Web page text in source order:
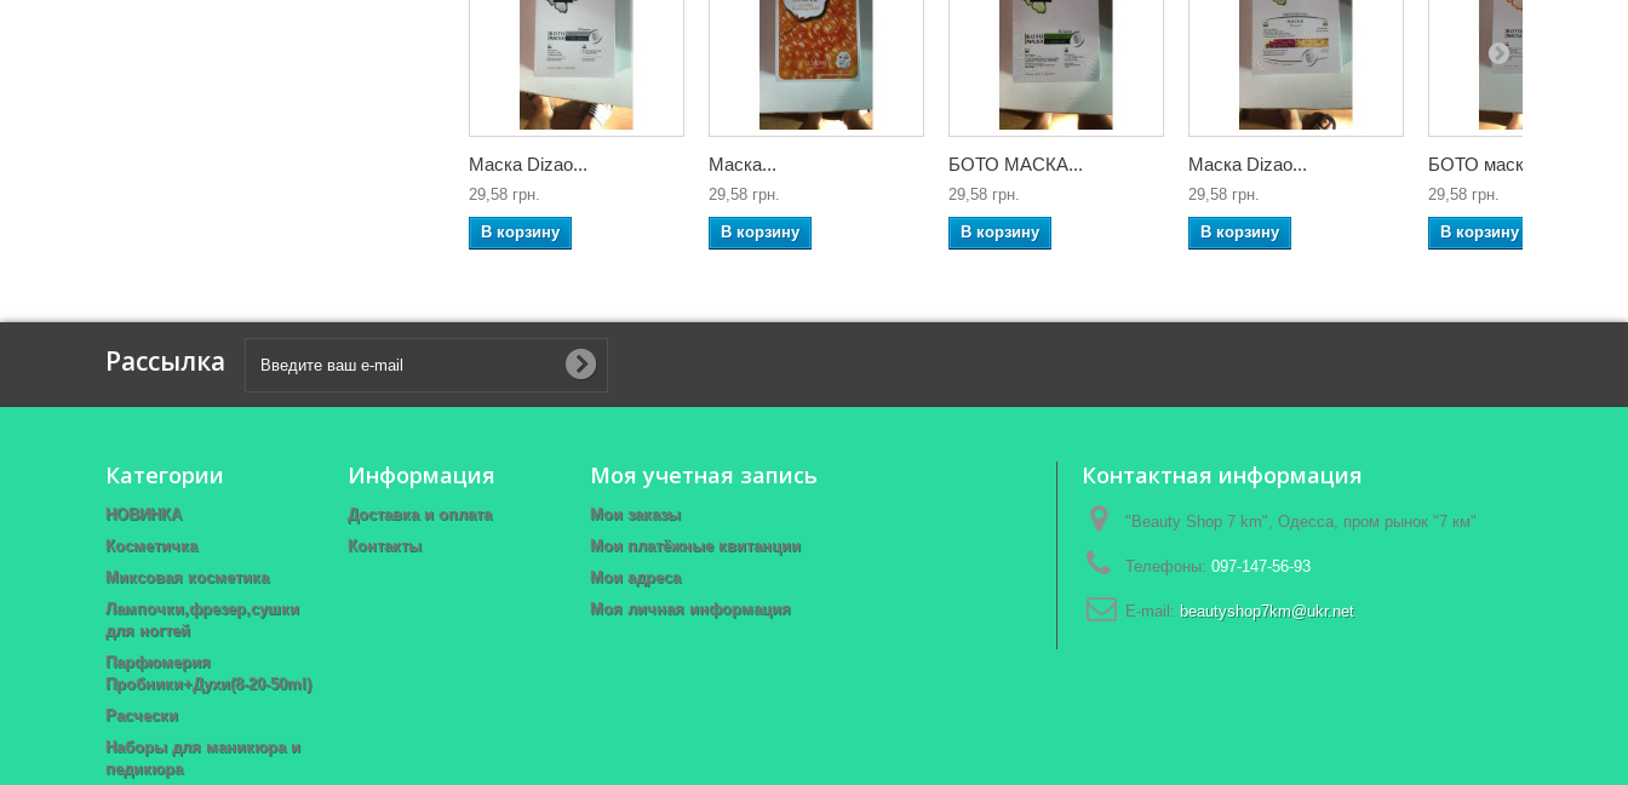
Маска Dizao...
29,58 грн.
В корзину
Маска...
29,58 грн.
В корзину
БОТО МАСКА...
29,58 грн.
В корзину
Маска Dizao...
29,58 грн.
В корзину
БОТО маска...
29,58 грн.
В корзину
Рассылка
Категории
НОВИНКА
Косметичка
Миксовая косметика
Лампочки,фрезер,сушки
для ногтей
Парфюмерия
Пробники+Духи(8-20-50ml)
Расчески
Наборы для маникюра и
педикюра
Информация
Доставка и оплата
Контакты
Моя учетная запись
Мои заказы
Мои платёжные квитанции
Мои адреса
Моя личная информация
Контактная информация
"Beauty Shop 7 km", Одесса, пром рынок "7 км"
Телефоны: 097-147-56-93
E-mail: beautyshop7km@ukr.net